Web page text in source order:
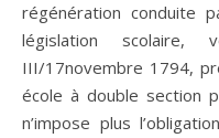
régénération conduite
législation
III/17novembre 1794,
école à double section
n’impose plus